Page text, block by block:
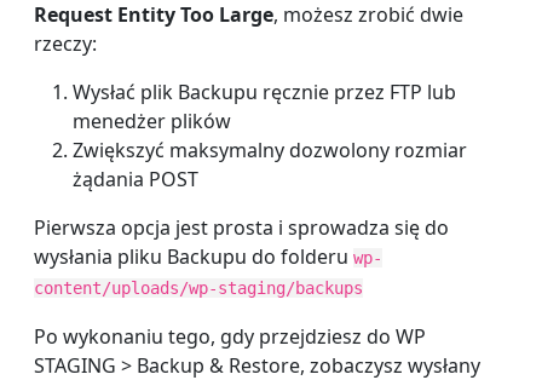
Request Entity Too Large, możesz zrobić dwie
rzeczy:
Wysłać plik Backupu ręcznie przez FTP lub
menedżer plików
Zwiększyć maksymalny dozwolony rozmiar
żądania POST
Pierwsza opcja jest prosta i sprowadza się do
wysłania pliku Backupu do folderu wp-
content/uploads/wp-staging/backups
Po wykonaniu tego, gdy przejdziesz do WP
STAGING > Backup & Restore, zobaczysz wysłany